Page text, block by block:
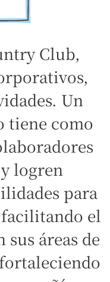
Club,
Un
tiene como
logren
para
el
sus áreas de